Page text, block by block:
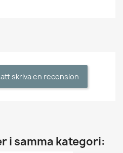
skriva en recension
i samma kategori: